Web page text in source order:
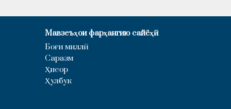
Мавзеъҳои фарҳангию сайёҳӣ
Боғи миллӣ
Саразм
Ҳисор
Ҳулбук